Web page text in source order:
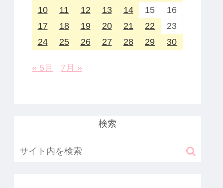
10
11 12 13 14 15
16
17
18 19 20 21 22
23
24
25 26 27 28 29 30
« 5月 7月 »
検索